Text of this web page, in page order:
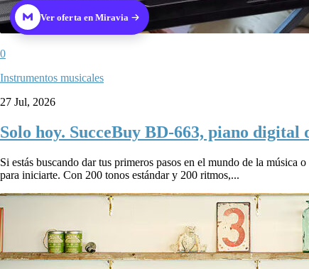
Ver oferta en Miravia
0
Instrumentos musicales
27 Jul, 2026
Solo hoy. SucceBuy BD-663, piano digital
Si estás buscando dar tus primeros pasos en el mundo de la
para iniciarte. Con 200 tonos estándar y 200 ritmos,...